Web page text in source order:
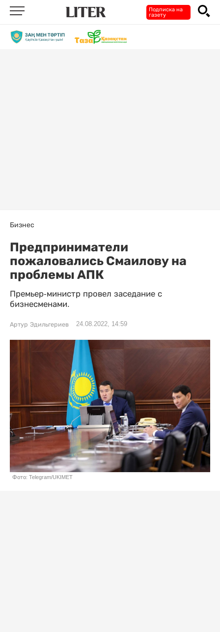
Подписка на
газету
Бизнес
Предприниматели
пожаловались Смаилову на
проблемы АПК
Премьер-министр провел заседание с
бизнесменами.
Артур Эдильгериев 24.08.2022, 14:59
Фото: Telegram/UKIMET